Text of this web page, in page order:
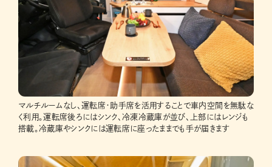
マルチルームなし、運転席・助手席を活用することで車内空間を無駄な
く利用。運転席後ろにはシンク、冷凍冷蔵庫が並び、上部にはレンジも
搭載。冷蔵庫やシンクには運転席に座ったままでも手が届きます